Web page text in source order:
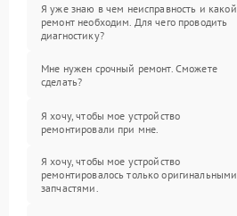
Я уже знаю в чем неисправность и какой
ремонт необходим. Для чего проводить
диагностику?
Мне нужен срочный ремонт. Сможете
сделать?
Я хочу, чтобы мое устройство
ремонтировали при мне.
Я хочу, чтобы мое устройство
ремонтировалось только оригинальными
запчастями.